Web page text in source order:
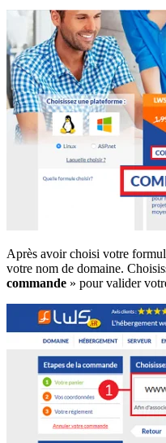
Après avoir choisi votre
votre nom de domaine.
commande » pour valider